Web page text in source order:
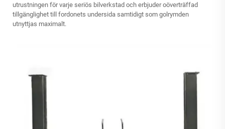
utrustningen för varje seriös bilverkstad och erbjuder oöverträffad
tillgänglighet till fordonets undersida samtidigt som golrymden
utnyttjas maximalt.